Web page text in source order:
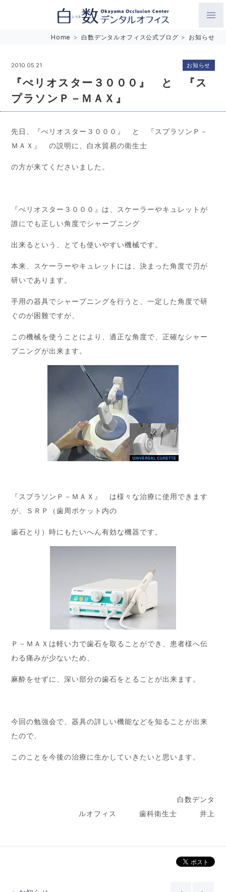
Home > 白数デンタルオフィス公式ブログ > お知らせ
2010.05.21
『ぺリオスター３０００』 と 『ス
プラソンＰ－ＭＡＸ』
お知らせ
先日、『ぺリオスター３０００』 と 『スプラソンＰ－
ＭＡＸ』 の説明に、白水貿易の衛生士
の方が来てくださいました。
『ぺリオスター３０００』は、スケーラーやキュレットが
誰にでも正しい角度でシャープニング
出来るという、とても使いやすい機械です。
本来、スケーラーやキュレットには、決まった角度で刃が
研いであります。
手用の器具でシャープニングを行うと、一定した角度で研
ぐのが困難ですが、
この機械を使うことにより、適正な角度で、正確なシャー
プニングが出来ます。
『スプラソンＰ－ＭＡＸ』 は様々な治療に使用できます
が、ＳＲＰ（歯周ポケット内の
歯石とり）時にもたいへん有効な機器です。
Ｐ－ＭＡＸは軽い力で歯石を取ることができ、患者様へ伝
わる痛みが少ないため、
麻酔をせずに、深い部分の歯石をとることが出来ます。
今回の勉強会で、器具の詳しい機能などを知ることが出来
たので、
このことを今後の治療に生かしていきたいと思います。
白数デンタ
ルオフィス 歯科衛生士 井上